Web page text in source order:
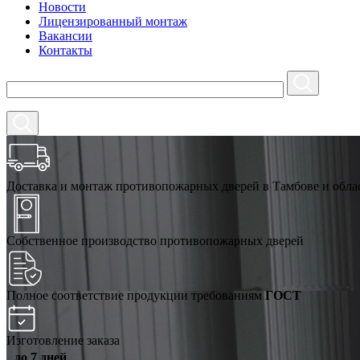
Новости
Лицензированный монтаж
Вакансии
Контакты
Доставка и монтаж противопожарных дверей в Тамбове и
Собственное производство противопожарных дверей
Полное соответствие продукции требованиямГОСТ
Изготовление заказа
до 7 дней